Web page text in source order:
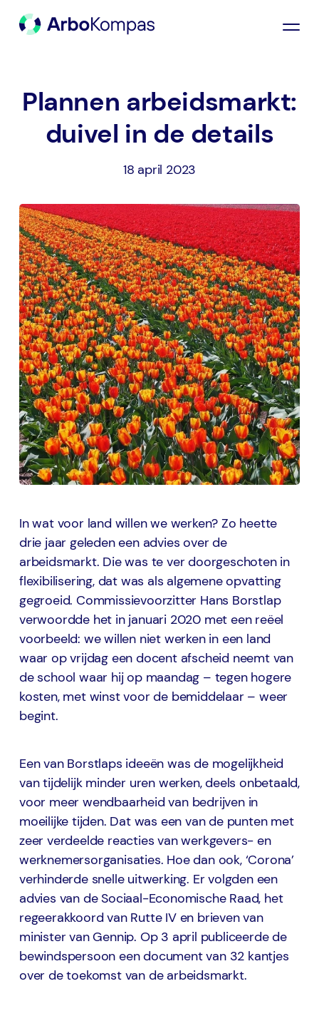
Plannen arbeidsmarkt:
duivel in de details
18 april 2023
In wat voor land willen we werken? Zo heette
drie jaar geleden een advies over de
arbeidsmarkt. Die was te ver doorgeschoten in
flexibilisering, dat was als algemene opvatting
gegroeid. Commissievoorzitter Hans Borstlap
verwoordde het in januari 2020 met een reëel
voorbeeld: we willen niet werken in een land
waar op vrijdag een docent afscheid neemt van
de school waar hij op maandag – tegen hogere
kosten, met winst voor de bemiddelaar – weer
begint.
Een van Borstlaps ideeën was de mogelijkheid
van tijdelijk minder uren werken, deels onbetaald,
voor meer wendbaarheid van bedrijven in
moeilijke tijden. Dat was een van de punten met
zeer verdeelde reacties van werkgevers- en
werknemersorganisaties. Hoe dan ook, ‘Corona’
verhinderde snelle uitwerking. Er volgden een
advies van de Sociaal-Economische Raad, het
regeerakkoord van Rutte IV en brieven van
minister van Gennip. Op 3 april publiceerde de
bewindspersoon een document van 32 kantjes
over de toekomst van de arbeidsmarkt.